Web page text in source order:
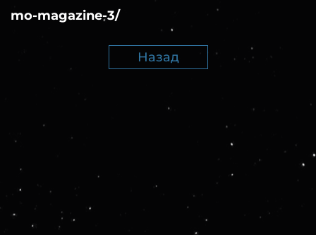
mo-magazine-3/
Назад